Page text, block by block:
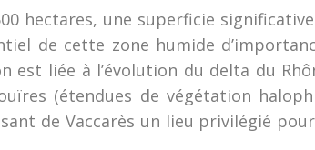
hectares, une superficie
de cette zone humide
liée à l’évolution du delta du
(étendues de végétation
de Vaccarès un lieu privilégié